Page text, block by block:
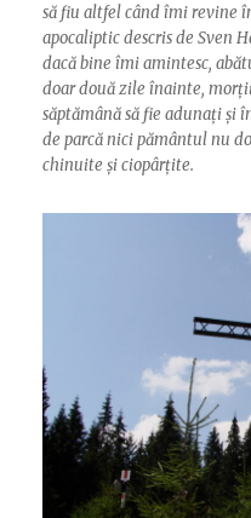
să fiu altfel când îmi revine
apocaliptic descris de Sven
dacă bine îmi amintesc,
doar două zile înainte,
săptămână să fie adunați și
de parcă nici pământul nu
chinuite și ciopârțite.